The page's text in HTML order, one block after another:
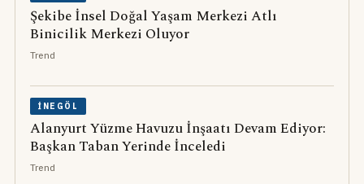
Şekibe İnsel Doğal Yaşam Merkezi Atlı
Binicilik Merkezi Oluyor
Trend
İNEGÖL
Alanyurt Yüzme Havuzu İnşaatı Devam Ediyor:
Başkan Taban Yerinde İnceledi
Trend